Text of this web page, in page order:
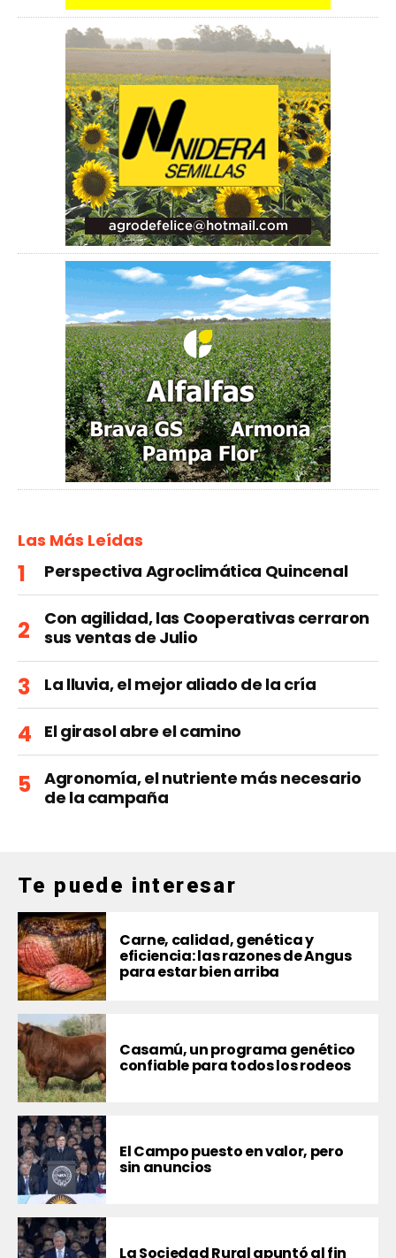
Las Más Leídas
Perspectiva Agroclimática Quincenal
Con agilidad, las Cooperativas cerraron
sus ventas de Julio
La lluvia, el mejor aliado de la cría
El girasol abre el camino
Agronomía, el nutriente más necesario
de la campaña
Te puede interesar
Carne, calidad, genética y
eficiencia: las razones de Angus
para estar bien arriba
Casamú, un programa genético
confiable para todos los rodeos
El Campo puesto en valor, pero
sin anuncios
La Sociedad Rural apuntó al fin